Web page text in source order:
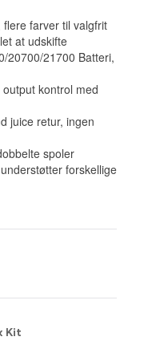
flere farver til valgfrit
at udskifte
20700/21700 Batteri,
kontrol med
juice retur, ingen
spoler
forskellige
Kit